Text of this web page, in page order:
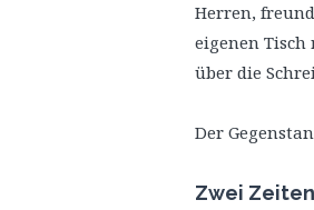
Herren,
eigenen
über die
Der
Zwei